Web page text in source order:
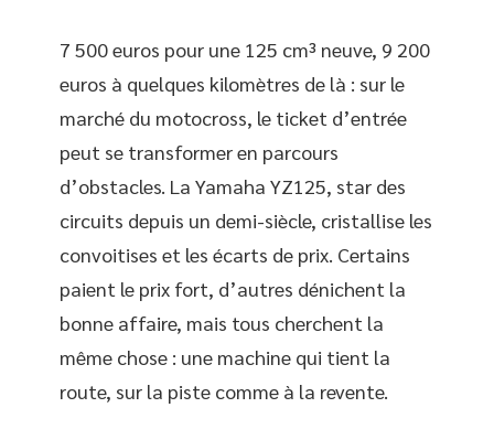
7 500 euros pour une 125 cm³ neuve, 9 200
euros à quelques kilomètres de là : sur le
marché du motocross, le ticket d’entrée
peut se transformer en parcours
d’obstacles. La Yamaha YZ125, star des
circuits depuis un demi-siècle, cristallise les
convoitises et les écarts de prix. Certains
paient le prix fort, d’autres dénichent la
bonne affaire, mais tous cherchent la
même chose : une machine qui tient la
route, sur la piste comme à la revente.